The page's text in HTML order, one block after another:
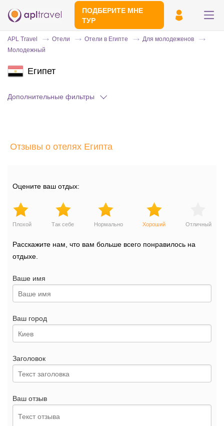
ПОДБЕРИТЕ МНЕ
ТУР
APL Travel Отели Отели в Египте
Для молодеженов
Молодежный
Египет
Дополнительные фильтры
Отзывы о отелях Египта
Оцените ваш отдых:
Плохой Так себе Нормально Хороший Отличный
Расскажите нам, что вам больше всего понравилось на
отдыхе.
Ваше имя
Ваш город
Заголовок
Ваш отзыв